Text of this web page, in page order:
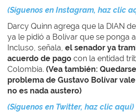
(Síguenos en Instagram, haz clic
Darcy Quinn agrega que la DIAN
ya le pidió a Bolívar que se ponga
Incluso, señala, el senador ya
acuerdo de pago con la entidad
Colombia. (Vea también:
problema de Gustavo Bolívar
no es nada austero)
(Síguenos en Twitter, haz clic aquí)